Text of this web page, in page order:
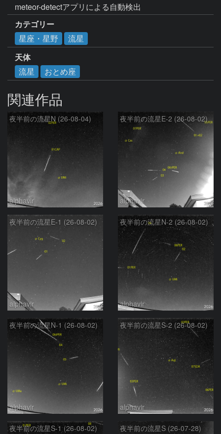
meteor-detectアプリによる自動検出
カテゴリー
星座・星野
流星
天体
流星
おとめ座
関連作品
夜半前の流星N (26-08-04)
alphavir
夜半前の流星E-2 (26-08-02)
alphavir
夜半前の流星E-1 (26-08-02)
alphavir
夜半前の流星N-2 (26-08-02)
alphavir
夜半前の流星N-1 (26-08-02)
alphavir
夜半前の流星S-2 (26-08-02)
alphavir
夜半前の流星S-1 (26-08-02) 夜半前の流星S (26-07-28)